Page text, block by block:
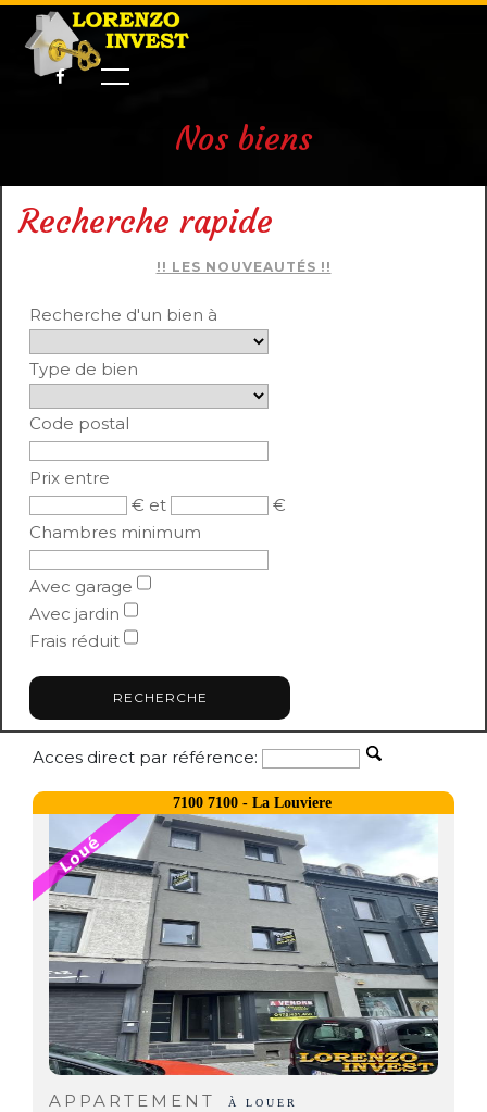
Nos biens
Recherche rapide
!! LES NOUVEAUTÉS !!
Recherche d'un bien à
Type de bien
Code postal
Prix entre
€ et
€
Chambres minimum
Avec garage
Avec jardin
Frais réduit
Acces direct par référence:
7100 7100 - La Louviere
APPARTEMENT À LOUER